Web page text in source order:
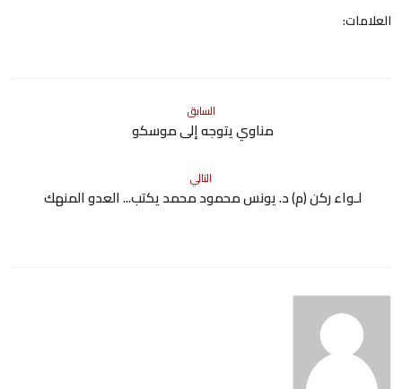
العلامات:
السابق
مناوي يتوجه إلى موسكو
التالي
لـواء ركن (م) د. يونس محمود محمد يكتب... العدو المنهك